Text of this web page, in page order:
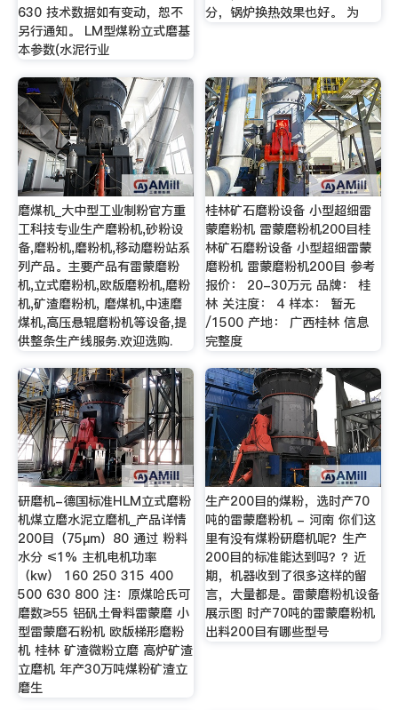
630 技术数据如有变动，恕不
另行通知。 LM型煤粉立式磨基
本参数(水泥行业
分，锅炉换热效果也好。 为
磨煤机_大中型工业制粉官方重
工科技专业生产磨粉机,砂粉设
备,磨粉机,磨粉机,移动磨粉站系
列产品。主要产品有雷蒙磨粉
机,立式磨粉机,欧版磨粉机,磨粉
机,矿渣磨粉机, 磨煤机,中速磨
煤机,高压悬辊磨粉机等设备,提
供整条生产线服务.欢迎选购.
桂林矿石磨粉设备 小型超细雷
蒙磨粉机 雷蒙磨粉机200目桂
林矿石磨粉设备 小型超细雷蒙
磨粉机 雷蒙磨粉机200目 参考
报价： 20-30万元 品牌： 桂
林 关注度： 4 样本： 暂无
/1500 产地： 广西桂林 信息
完整度
研磨机-德国标准HLM立式磨粉
机煤立磨水泥立磨机_产品详情
200目（75μm）80 通过 粉料
水分 ≤1% 主机电机功率
（kw） 160 250 315 400
500 630 800 注：原煤哈氏可
磨数≥55 铝矾土骨料雷蒙磨 小
型雷蒙磨石粉机 欧版梯形磨粉
机 桂林 矿渣微粉立磨 高炉矿渣
立磨机 年产30万吨煤粉矿渣立
磨生
生产200目的煤粉，选时产70
吨的雷蒙磨粉机 - 河南 你们这
里有没有煤粉研磨机呢？生产
200目的标准能达到吗？？近
期，机器收到了很多这样的留
言，大量都是。雷蒙磨粉机设备
展示图 时产70吨的雷蒙磨粉机
出料200目有哪些型号